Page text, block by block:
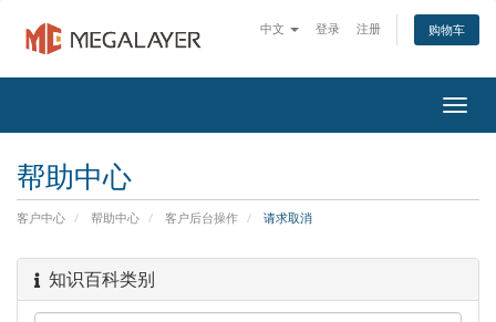
中文 登录 注册 购物车
帮助中心
客户中心 帮助中心 客户后台操作 请求取消
知识百科类别